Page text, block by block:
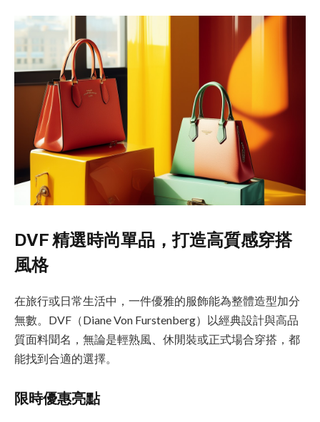
DVF 精選時尚單品，打造高質感穿搭
風格
在旅行或日常生活中，一件優雅的服飾能為整體造型加分
無數。DVF（Diane Von Furstenberg）以經典設計與高品
質面料聞名，無論是輕熟風、休閒裝或正式場合穿搭，都
能找到合適的選擇。
限時優惠亮點